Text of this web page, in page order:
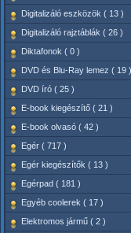
Digitalizáló eszközök ( 13 )
Digitalizáló rajztáblák ( 26 )
Diktafonok ( 0 )
DVD és Blu-Ray lemez ( 19 )
DVD író ( 25 )
E-book kiegészítő ( 21 )
E-book olvasó ( 42 )
Egér ( 717 )
Egér kiegészítők ( 13 )
Egérpad ( 181 )
Egyéb coolerek ( 17 )
Elektromos jármű ( 2 )